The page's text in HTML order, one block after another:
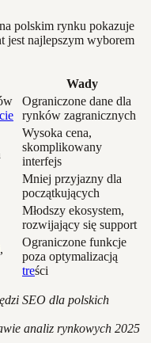
polskim rynku pokazuje
jest najlepszym wyborem
Wady
Ograniczone dane dla
rynków zagranicznych
Wysoka cena,
skomplikowany
interfejs
Mniej przyjazny dla
początkujących
Młodszy ekosystem,
rozwijający się support
,
Ograniczone funkcje
poza optymalizacją
treści
SEO dla polskich
analiz rynkowych 2025